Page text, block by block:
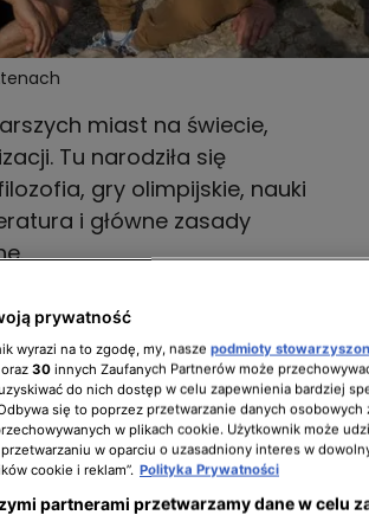
w Atenach
miast na świecie,
Tu narodziła się
gry olimpijskie, nauki
i główne zasady
się do Aten, aby sprawdzić
Grecy, co znaczy udawać
znają… grecką sałatkę.
że Ateny to nie tylko stare
Teatr Dionizosa i Panteon.
jak żyje Wieczne Miasto
prywatność
wyrazi na to zgodę, my, nasze podmioty
30 innych Zaufanych Partnerów może
do nich dostęp w celu zapewnienia bardziej
się to poprzez przetwarzanie danych osobowych
w plikach cookie. Użytkownik może
w oparciu o uzasadniony interes w
cookie i reklam”. Polityka Prywatności
partnerami przetwarzamy dane w celu